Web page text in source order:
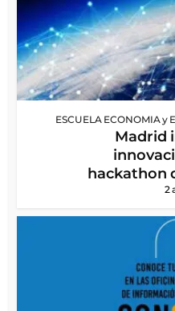
ESCUELA ECONOMIA y
Madrid
hackathon
2